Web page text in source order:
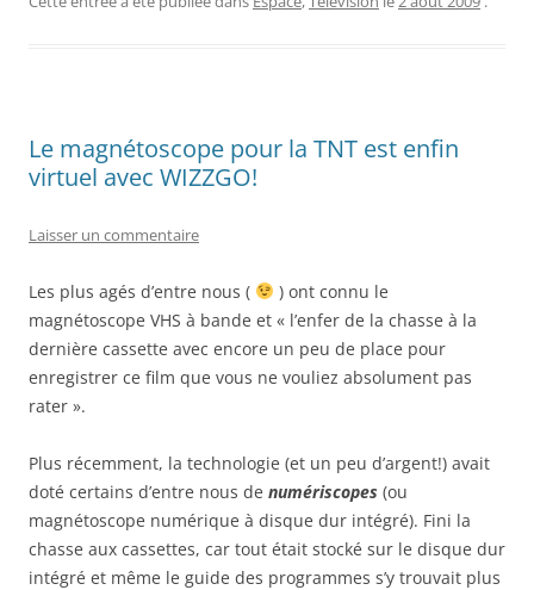
Le magnétoscope pour la TNT est enfin
virtuel avec WIZZGO!
Laisser un commentaire
Les plus agés d’entre nous (
) ont connu le
magnétoscope VHS à bande et « l’enfer de la chasse à la
dernière cassette avec encore un peu de place pour
enregistrer ce film que vous ne vouliez absolument pas
rater ».
Plus récemment, la technologie (et un peu d’argent!) avait
doté certains d’entre nous de numériscopes (ou
magnétoscope numérique à disque dur intégré). Fini la
chasse aux cassettes, car tout était stocké sur le disque dur
intégré et même le guide des programmes s’y trouvait plus